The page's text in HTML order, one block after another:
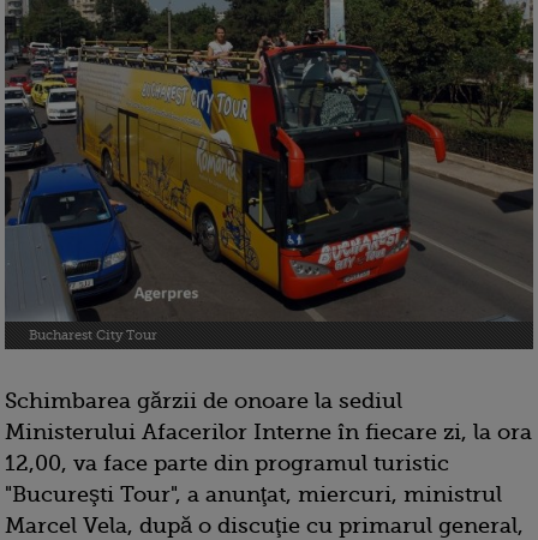
Bucharest City Tour
Schimbarea gărzii de onoare la sediul
Ministerului Afacerilor Interne în fiecare zi, la ora
12,00, va face parte din programul turistic
"Bucureşti Tour", a anunţat, miercuri, ministrul
Marcel Vela, după o discuţie cu primarul general,